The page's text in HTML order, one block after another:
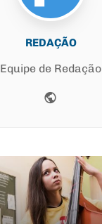
REDAÇÃO
Equipe de Redação